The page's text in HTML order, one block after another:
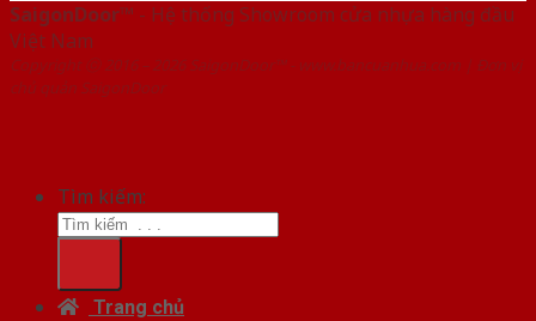
SaigonDoor™ - Hệ thống Showroom cửa nhựa hàng đầu
Việt Nam
Copyright ⓒ 2016 – 2026 SaigonDoor™ - www.bancuanhua.com | Đơn vị
chủ quản SaigonDoor
Tìm kiếm:
Trang chủ